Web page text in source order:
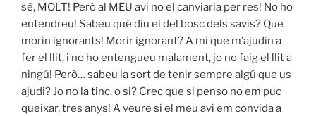
sé, MOLT! Però al MEU avi no el canviaria per res! No ho
entendreu! Sabeu qué diu el del bosc dels savis? Que
morin ignorants! Morir ignorant? A mi que m’ajudin a
fer el llit, i no ho entengueu malament, jo no faig el llit a
ningú! Però… sabeu la sort de tenir sempre algú que us
ajudi? Jo no la tinc, o si? Crec que si penso no em puc
queixar, tres anys! A veure si el meu avi em convida a